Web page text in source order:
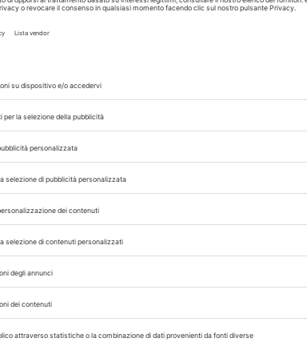
di Lavoro Nutrizione di FEDIAF, ha
esame scientifico, ed è
degli animali da compagnia in
a garantire una vita più sana e
del Comitato Scientifico di
le nostre raccomandazioni siano
di animali d’affezione.”
riferimento per produttori di pet
più recenti evidenze scientifiche,
diete bilanciate e il benessere
sulsito Assalco
noi sui nostri canali